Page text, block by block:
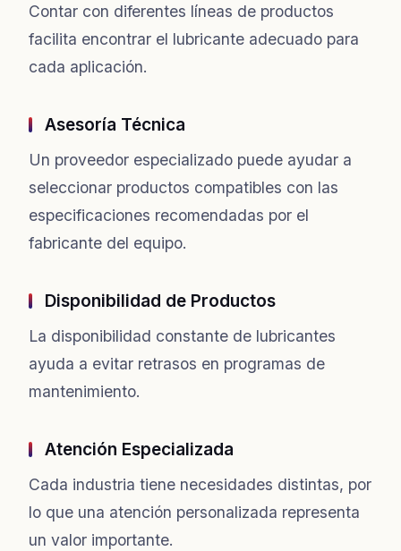
Contar con diferentes líneas de productos
facilita encontrar el lubricante adecuado para
cada aplicación.
Asesoría Técnica
Un proveedor especializado puede ayudar a
seleccionar productos compatibles con las
especificaciones recomendadas por el
fabricante del equipo.
Disponibilidad de Productos
La disponibilidad constante de lubricantes
ayuda a evitar retrasos en programas de
mantenimiento.
Atención Especializada
Cada industria tiene necesidades distintas, por
lo que una atención personalizada representa
un valor importante.